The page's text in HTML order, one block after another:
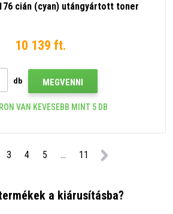
cián (cyan) utángyártott toner
10 139 ft.
db MEGVENNI
VAN KEVESEBB MINT 5 DB
3 4 5 ... 11
a kiárusításba?